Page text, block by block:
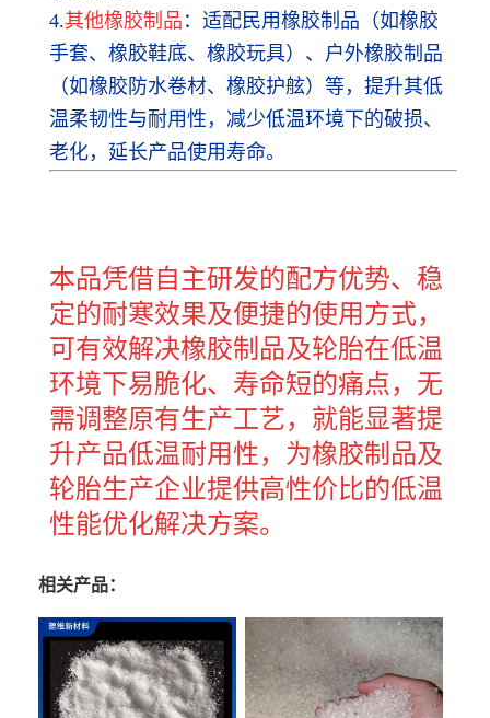
4.其他橡胶制品 ：适配民用橡胶制品（如橡胶
手套、橡胶鞋底、橡胶玩具）、户外橡胶制品
（如橡胶防水卷材、橡胶护舷）等，提升其低
温柔韧性与耐用性，减少低温环境下的破损、
老化，延长产品使用寿命。
本品凭借自主研发的配方优势、稳
定的耐寒效果及便捷的使用方式，
可有效解决橡胶制品及轮胎在低温
环境下易脆化、寿命短的痛点，无
需调整原有生产工艺，就能显著提
升产品低温耐用性，为橡胶制品及
轮胎生产企业提供高性价比的低温
性能优化解决方案。
相关产品：